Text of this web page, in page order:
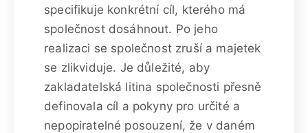
specifikuje konkrétní cíl, kterého má
společnost dosáhnout. Po jeho
realizaci se společnost zruší a majetek
se zlikviduje. Je důležité, aby
zakladatelská litina společnosti přesně
definovala cíl a pokyny pro určité a
nepopiratelné posouzení, že v daném